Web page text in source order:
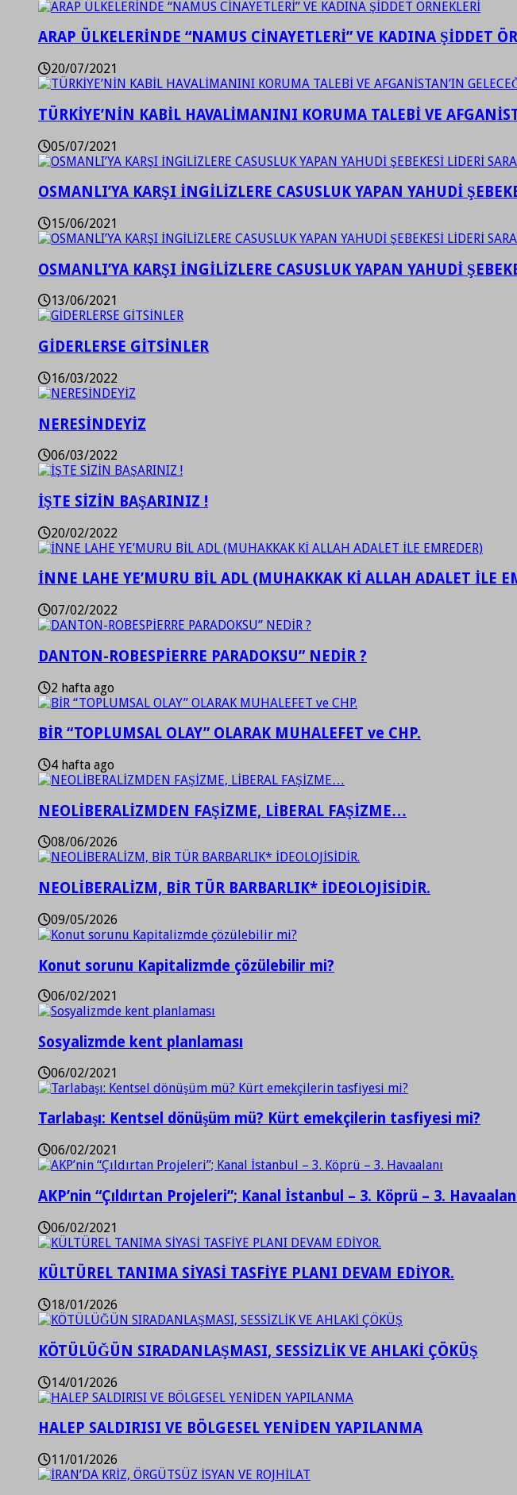
ARAP ÜLKELERİNDE “NAMUS CİNAYETLERİ” VE KADINA ŞİDDET
20/07/2021
TÜRKİYE’NİN KABİL HAVALİMANINI KORUMA TALEBİ VE
05/07/2021
OSMANLI’YA KARŞI İNGİLİZLERE CASUSLUK YAPAN YAHUDİ
15/06/2021
OSMANLI’YA KARŞI İNGİLİZLERE CASUSLUK YAPAN YAHUDİ
13/06/2021
GİDERLERSE GİTSİNLER
16/03/2022
NERESİNDEYİZ
06/03/2022
İŞTE SİZİN BAŞARINIZ !
20/02/2022
İNNE LAHE YE’MURU BİL ADL (MUHAKKAK Kİ ALLAH ADALET İLE
07/02/2022
DANTON-ROBESPİERRE PARADOKSU” NEDİR ?
2 hafta ago
BİR “TOPLUMSAL OLAY” OLARAK MUHALEFET ve CHP.
4 hafta ago
NEOLİBERALİZMDEN FAŞİZME, LİBERAL FAŞİZME…
08/06/2026
NEOLİBERALİZM, BİR TÜR BARBARLIK* İDEOLOJİSİDİR.
09/05/2026
Konut sorunu Kapitalizmde çözülebilir mi?
06/02/2021
Sosyalizmde kent planlaması
06/02/2021
Tarlabaşı: Kentsel dönüşüm mü? Kürt emekçilerin tasfiyesi mi?
06/02/2021
AKP’nin “Çıldırtan Projeleri”; Kanal İstanbul – 3. Köprü – 3.
06/02/2021
KÜLTÜREL TANIMA SİYASİ TASFİYE PLANI DEVAM EDİYOR.
18/01/2026
KÖTÜLÜĞÜN SIRADANLAŞMASI, SESSİZLİK VE AHLAKİ ÇÖKÜŞ
14/01/2026
HALEP SALDIRISI VE BÖLGESEL YENİDEN YAPILANMA
11/01/2026